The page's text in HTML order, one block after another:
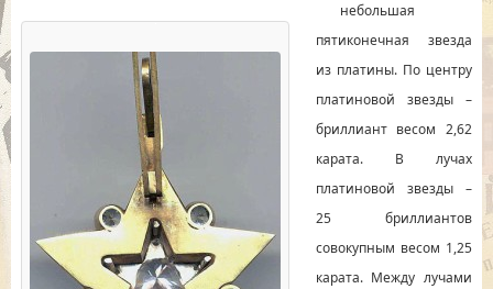
небольшая
пятиконечная звезда
из платины. По центру
платиновой звезды –
бриллиант весом 2,62
карата. В лучах
платиновой звезды –
25 бриллиантов
совокупным весом 1,25
карата. Между лучами